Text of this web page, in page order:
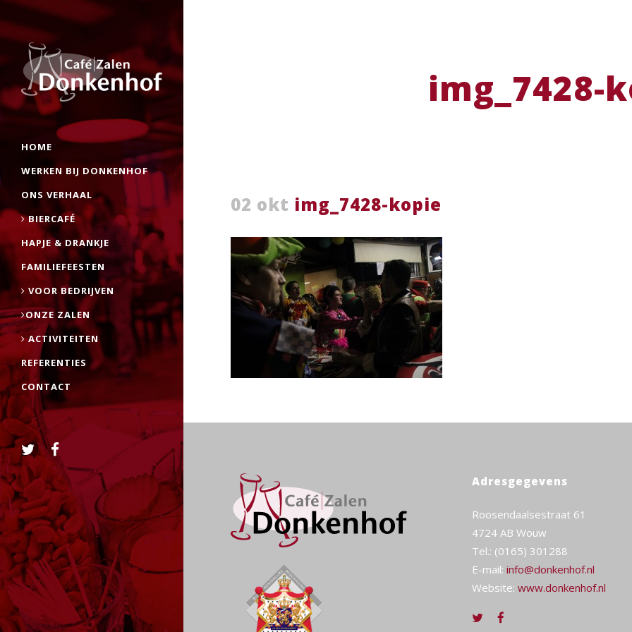
HOME
WERKEN BIJ DONKENHOF
ONS VERHAAL
BIERCAFÉ
HAPJE & DRANKJE
FAMILIEFEESTEN
VOOR BEDRIJVEN
ONZE ZALEN
ACTIVITEITEN
REFERENTIES
CONTACT
img_7428-
02 okt img_7428-kopie
Adresgegevens
Roosendaalsestraat 61
4724 AB Wouw
Tel.: (0165) 301288
E-mail: info@donkenhof.nl
Website: www.donkenhof.nl